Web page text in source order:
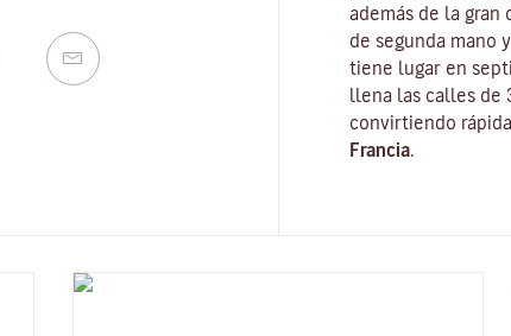
además de la gran
de segunda mano
tiene lugar en
llena las calles de
convirtiendo
Francia